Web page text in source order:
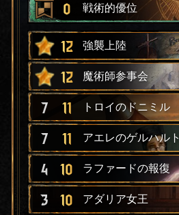
0 戦術的優位
12 強襲上陸
12 魔術師参事会
7 11 トロイのドニミル
7 11 アエレのゲルハルト
4 10 ラファードの報復
3 10 アダリア女王